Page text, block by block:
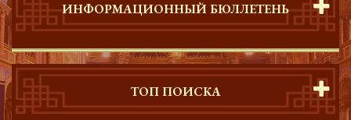
ИНФОРМАЦИОННЫЙ БЮЛЛЕТЕНЬ
ТОП ПОИСКА